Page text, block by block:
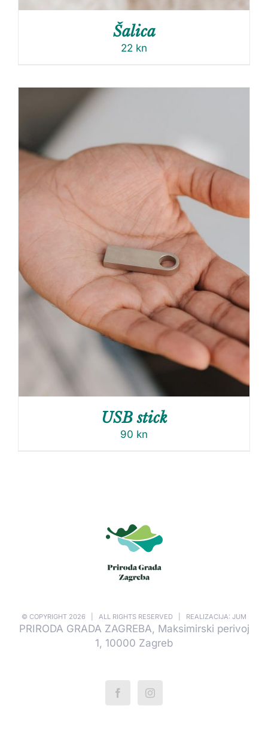
Šalica
22 kn
USB stick
90 kn
© COPYRIGHT 2026 | ALL RIGHTS RESERVED | REALIZACIJA: JUM
PRIRODA GRADA ZAGREBA, Maksimirski perivoj
1, 10000 Zagreb